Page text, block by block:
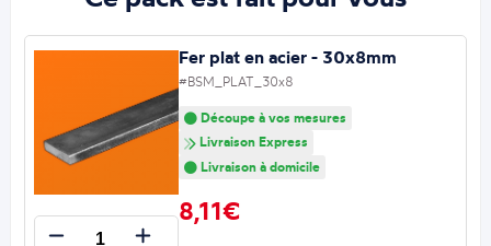
Fer plat en acier - 30x8mm
#BSM_PLAT_30x8
Découpe à vos mesures
Livraison Express
Livraison à domicile
8,11€